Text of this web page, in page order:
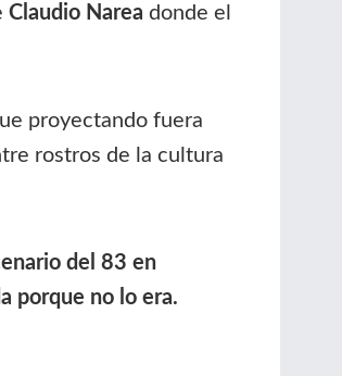
Claudio Narea donde el
proyectando fuera
rostros de la cultura
del 83 en
porque no lo era.